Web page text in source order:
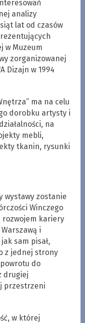
analizy
lat od czasów
w Muzeum
zorganizowanej
Dizajn w 1994
ma na celu
dorobku artysty i
na
mebli,
tkanin, rysunki
wystawy zostanie
Winczego
rozwojem kariery
i
sam pisał,
z jednej strony
do
drugiej
przestrzeni
w której